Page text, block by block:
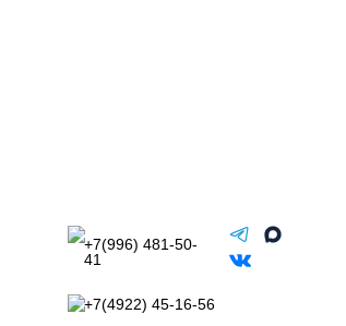
+7(996) 481-50-
41
+7(4922) 45-16-56